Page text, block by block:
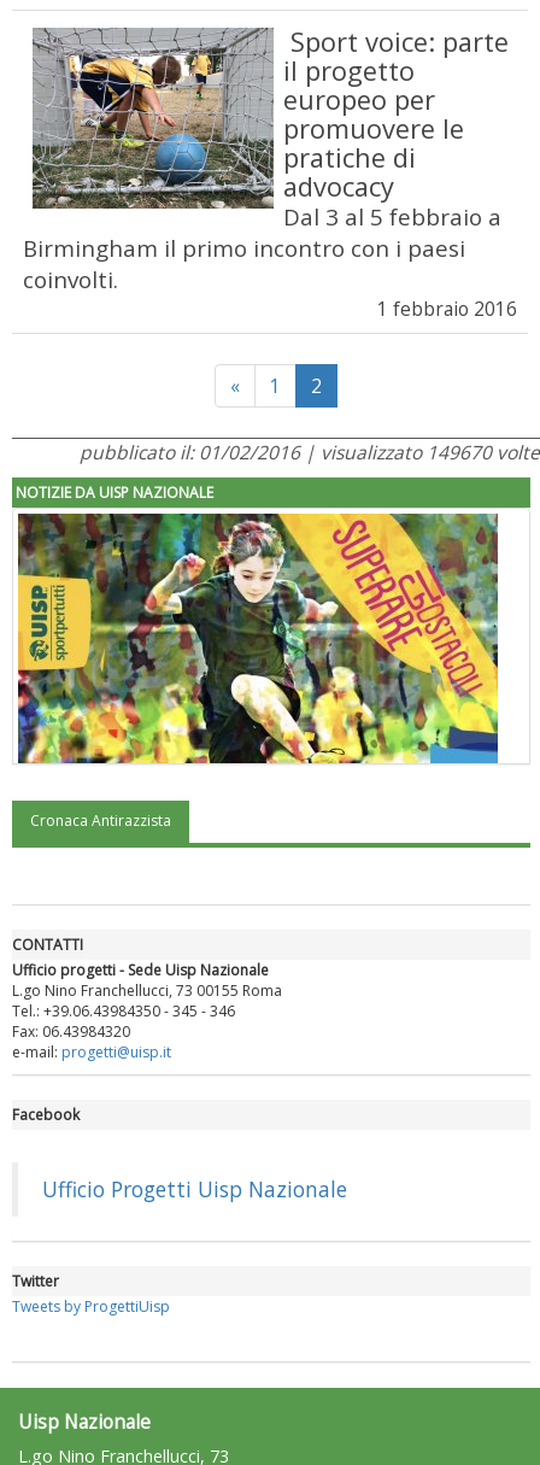
Sport voice: parte
il progetto
europeo per
promuovere le
pratiche di
advocacy
Dal 3 al 5 febbraio a
Birmingham il primo incontro con i paesi
coinvolti.
1 febbraio 2016
«Previous
1 2
pubblicato il: 01/02/2016 | visualizzato 149670 volte
NOTIZIE DA UISP NAZIONALE
"Superare gli ostacoli": la relazione di Tiziano Pesce al CN Uisp
rivoluzioni"
Cronaca Antirazzista
CONTATTI
Ufficio progetti - Sede Uisp Nazionale
L.go Nino Franchellucci, 73 00155 Roma
Tel.: +39.06.43984350 - 345 - 346
Fax: 06.43984320
e-mail: progetti@uisp.it
Facebook
Ufficio Progetti Uisp Nazionale
Twitter
Tweets by ProgettiUisp
Uisp Nazionale
L.go Nino Franchellucci, 73